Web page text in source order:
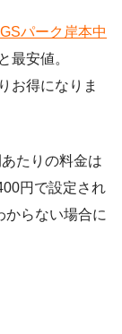
GSパーク岸本中
最安値。
お得になりま
たりの料金は
円で設定され
からない場合に